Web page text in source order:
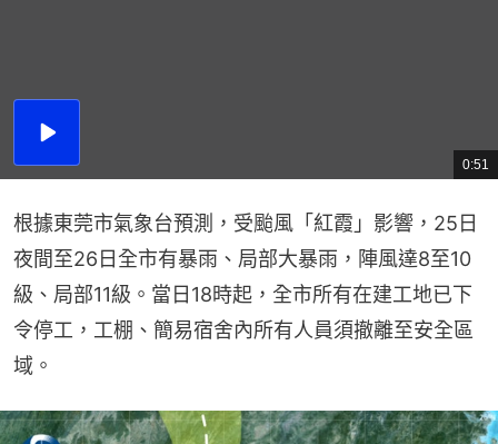
播
總
共
0:51
根據東莞市氣象台預測，受颱風「紅霞」影響，25日
夜間至26日全市有暴雨、局部大暴雨，陣風達8至10
級、局部11級。當日18時起，全市所有在建工地已下
令停工，工棚、簡易宿舍內所有人員須撤離至安全區
域。